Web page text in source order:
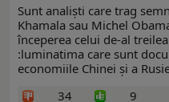
Sunt analiști care trag
Khamala sau Michel
începerea celui de-al
:luminatima care sunt
economiile Chinei și a
34
9